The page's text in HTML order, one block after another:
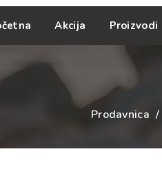
Akcija Proizvodi
Prodavnica /